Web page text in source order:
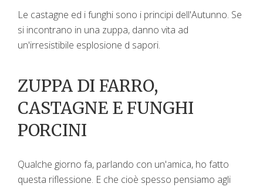
Le castagne ed i funghi sono i principi dell'Autunno. Se
si incontrano in una zuppa, danno vita ad
un'irresistibile esplosione d sapori.
ZUPPA DI FARRO,
CASTAGNE E FUNGHI
PORCINI
Qualche giorno fa, parlando con un'amica, ho fatto
questa riflessione. E che cioè spesso pensiamo agli